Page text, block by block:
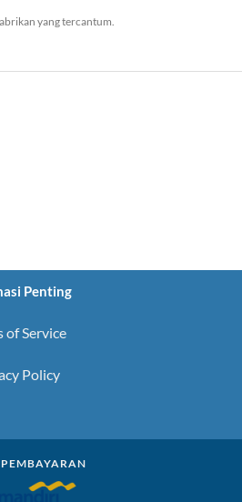
yang tercantum.
Penting
of Service
Policy